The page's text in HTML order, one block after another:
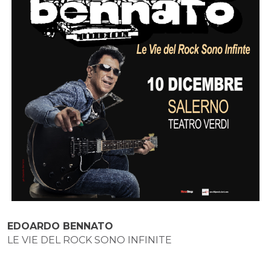
EDOARDO BENNATO
LE VIE DEL ROCK SONO INFINITE